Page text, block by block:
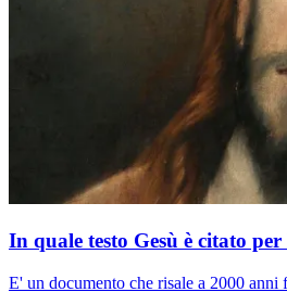
In quale testo Gesù è citato
E' un documento che risale a 2000 anni